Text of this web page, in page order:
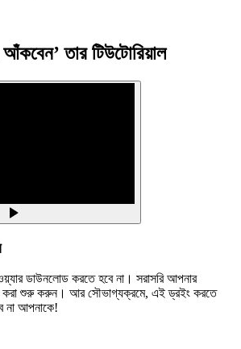
আঁকবেন’ তার টিউটোরিয়াল
ডাউনলোড করতে হবে না। সরাসরি আপনার
করা শুরু করুন। আর সৌভাগ্যক্রমে, এই ড্রইং করতে
না আপনাকে!